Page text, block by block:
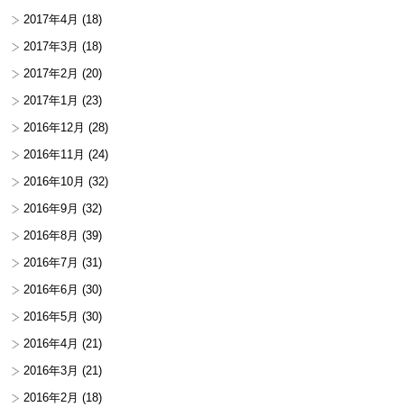
2017年4月 (18)
2017年3月 (18)
2017年2月 (20)
2017年1月 (23)
2016年12月 (28)
2016年11月 (24)
2016年10月 (32)
2016年9月 (32)
2016年8月 (39)
2016年7月 (31)
2016年6月 (30)
2016年5月 (30)
2016年4月 (21)
2016年3月 (21)
2016年2月 (18)